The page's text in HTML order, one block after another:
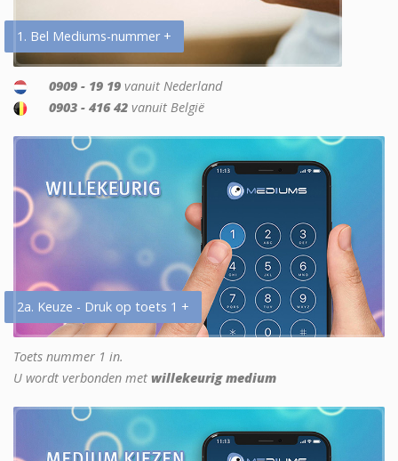
1. Bel Mediums-nummer +
0909 - 19 19 vanuit Nederland
0903 - 416 42 vanuit België
2a. Keuze - Druk op toets 1 +
Toets nummer 1 in.
U wordt verbonden met willekeurig medium